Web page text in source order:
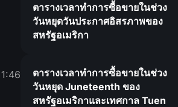
ตารางเวลาทำการซื้อขายในช่วง
วันหยุดวันประกาศอิสรภาพของ
สหรัฐอเมริกา
ตารางเวลาทำการซื้อขายในช่วง
วันหยุด Juneteenth ของ
สหรัฐอเมริกาและเทศกาล Tuen